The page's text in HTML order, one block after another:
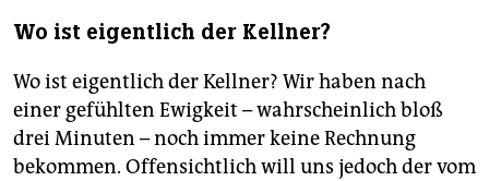
Wo ist eigentlich der Kellner?
Wo ist eigentlich der Kellner? Wir haben nach
einer gefühlten Ewigkeit – wahrscheinlich bloß
drei Minuten – noch immer keine Rechnung
bekommen. Offensichtlich will uns jedoch der vom